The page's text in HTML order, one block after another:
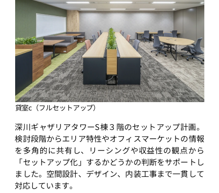
貸室c（フルセットアップ）
深川ギャザリアタワーS棟３階のセットアップ計画。
検討段階からエリア特性やオフィスマーケットの情報
を多角的に共有し、リーシングや収益性の観点から
「セットアップ化」するかどうかの判断をサポートし
ました。空間設計、デザイン、内装工事まで一貫して
対応しています。